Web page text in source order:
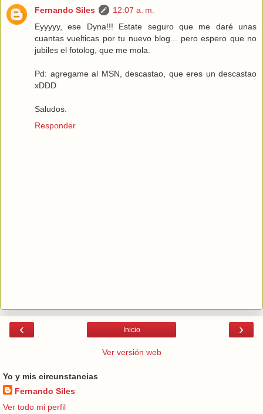
Fernando Siles
12:07 a. m.
Eyyyyy, ese Dyna!!! Estate seguro que me daré unas
cuantas vuelticas por tu nuevo blog... pero espero que no
jubiles el fotolog, que me mola.
Pd: agregame al MSN, descastao, que eres un descastao
xDDD
Saludos.
Responder
‹ ›
Inicio
Ver versión web
Yo y mis circunstancias
Fernando Siles
Ver todo mi perfil